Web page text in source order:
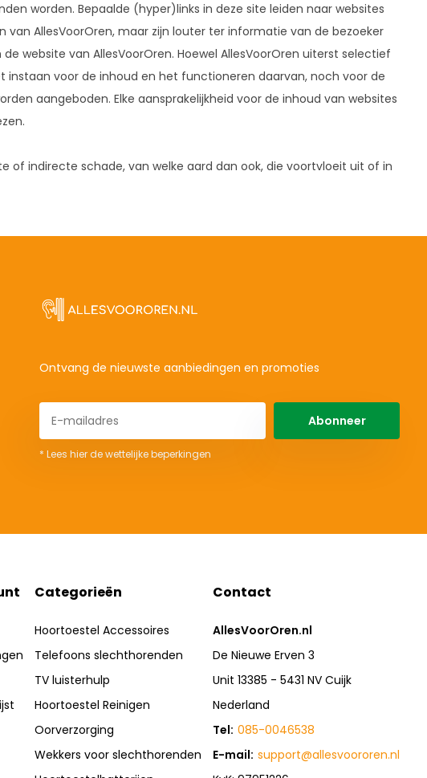
worden. Bepaalde (hyper)links in deze site leiden naar websites
AllesVoorOren, maar zijn louter ter informatie van de bezoeker
website van AllesVoorOren. Hoewel AllesVoorOren uiterst selectief
instaan voor de inhoud en het functioneren daarvan, noch voor de
aangeboden. Elke aansprakelijkheid voor de inhoud van websites
of indirecte schade, van welke aard dan ook, die voortvloeit uit of in
Ontvang de nieuwste aanbiedingen en promoties
Abonneer
* Lees hier de wettelijke beperkingen
Categorieën
Hoortoestel Accessoires
Telefoons slechthorenden
TV luisterhulp
Hoortoestel Reinigen
Oorverzorging
Wekkers voor slechthorenden
Contact
AllesVoorOren.nl
De Nieuwe Erven 3
Unit 13385 - 5431 NV Cuijk
Nederland
Tel: 085-0046538
E-mail: support@allesvoororen.nl